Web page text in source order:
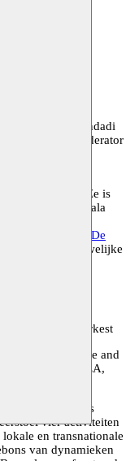
Mernissi Chair
Samira Bendadi
Mernissi Moderator
docente
hogeschool. Ze is
en Cairo. Dala
SCS in
tweede roman ‘ De
over een vrouwelijke
die
Andalusisch Orkest
Arts Centre and
with RHEA,
Academia Meets
vier activiteiten
en transnationale
van dynamieken